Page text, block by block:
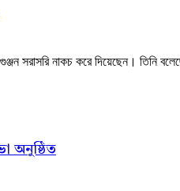
সরাসরি নাকচ করে দিয়েছেন। তিনি
অনুষ্ঠিত